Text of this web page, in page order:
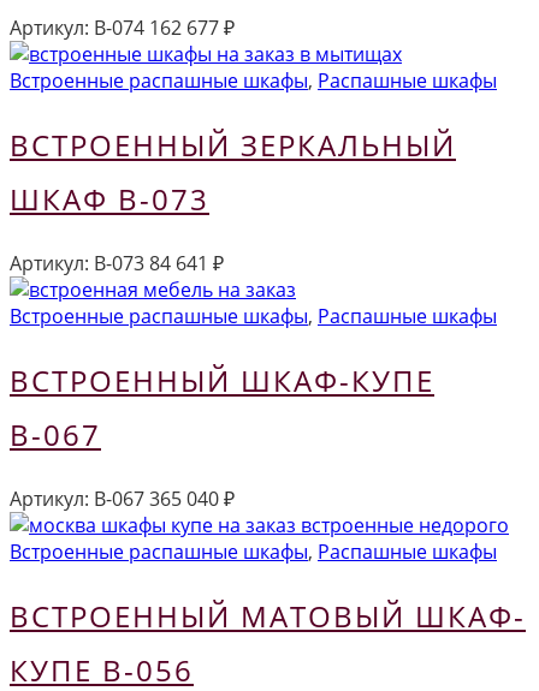
Артикул: В-074 162 677₽
Встроенные распашные шкафы, Распашные шкафы
ВСТРОЕННЫЙ ЗЕРКАЛЬНЫЙ
ШКАФ В-073
Артикул: В-07384 641 ₽
Встроенные распашные шкафы, Распашные шкафы
ВСТРОЕННЫЙ ШКАФ-КУПЕ
В-067
Артикул: В-067365 040₽
Встроенные распашные шкафы, Распашные шкафы
ВСТРОЕННЫЙ МАТОВЫЙ ШКАФ-
КУПЕ В-056